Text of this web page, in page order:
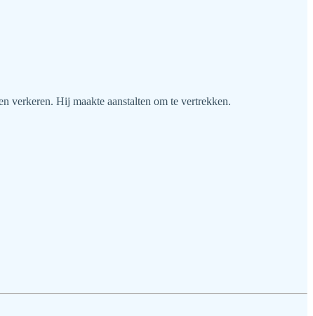
verkeren. Hij maakte aanstalten om te vertrekken.